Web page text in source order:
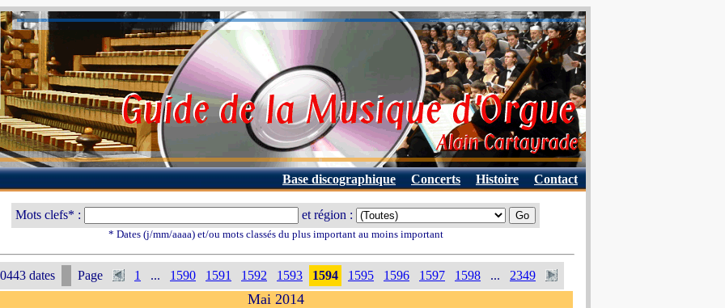
Base discographique Concerts Histoire Contact
Mots clefs* : et région :
* Dates (j/mm/aaaa) et/ou mots classés du plus important au moins important
dates Page 1 ... 1590 1591 1592 1593 1594 1595 1596 1597 1598 ... 2349
Mai 2014